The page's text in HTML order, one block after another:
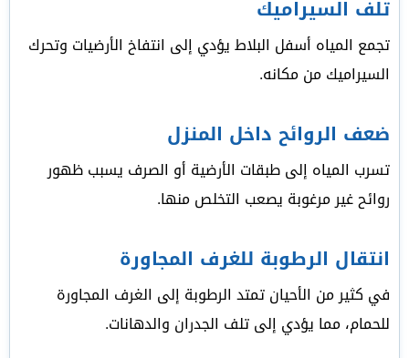
تلف السيراميك
تجمع المياه أسفل البلاط يؤدي إلى انتفاخ الأرضيات وتحرك
السيراميك من مكانه.
ضعف الروائح داخل المنزل
تسرب المياه إلى طبقات الأرضية أو الصرف يسبب ظهور
روائح غير مرغوبة يصعب التخلص منها.
انتقال الرطوبة للغرف المجاورة
في كثير من الأحيان تمتد الرطوبة إلى الغرف المجاورة
للحمام، مما يؤدي إلى تلف الجدران والدهانات.